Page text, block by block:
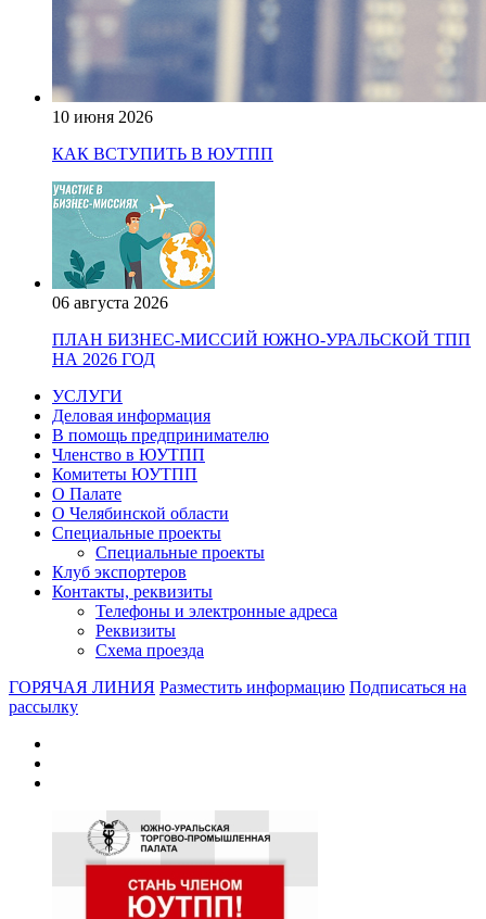
10 июня 2026
КАК ВСТУПИТЬ В ЮУТПП
06 августа 2026
ПЛАН БИЗНЕС-МИССИЙ ЮЖНО-УРАЛЬСКОЙ ТПП
НА 2026 ГОД
УСЛУГИ
Деловая информация
В помощь предпринимателю
Членство в ЮУТПП
Комитеты ЮУТПП
О Палате
О Челябинской области
Специальные проекты
Специальные проекты
Клуб экспортеров
Контакты, реквизиты
Телефоны и электронные адреса
Реквизиты
Схема проезда
ГОРЯЧАЯ ЛИНИЯ Разместить информацию Подписаться на
рассылку